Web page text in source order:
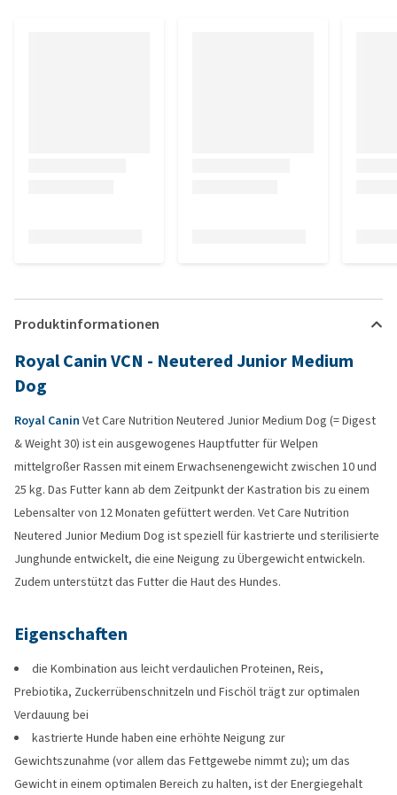
Produktinformationen
Royal Canin VCN - Neutered Junior Medium
Dog
Royal Canin Vet Care Nutrition Neutered Junior Medium Dog (= Digest
& Weight 30) ist ein ausgewogenes Hauptfutter für Welpen
mittelgroßer Rassen mit einem Erwachsenengewicht zwischen 10 und
25 kg. Das Futter kann ab dem Zeitpunkt der Kastration bis zu einem
Lebensalter von 12 Monaten gefüttert werden. Vet Care Nutrition
Neutered Junior Medium Dog ist speziell für kastrierte und sterilisierte
Junghunde entwickelt, die eine Neigung zu Übergewicht entwickeln.
Zudem unterstützt das Futter die Haut des Hundes.
Eigenschaften
die Kombination aus leicht verdaulichen Proteinen, Reis,
Prebiotika, Zuckerrübenschnitzeln und Fischöl trägt zur optimalen
Verdauung bei
kastrierte Hunde haben eine erhöhte Neigung zur
Gewichtszunahme (vor allem das Fettgewebe nimmt zu); um das
Gewicht in einem optimalen Bereich zu halten, ist der Energiegehalt